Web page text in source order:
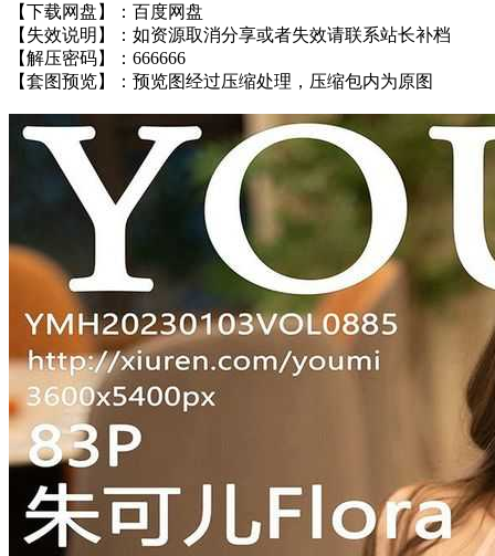
【下载网盘】：百度网盘
【失效说明】：如资源取消分享或者失效请联系站长补档
【解压密码】：666666
【套图预览】：预览图经过压缩处理，压缩包内为原图